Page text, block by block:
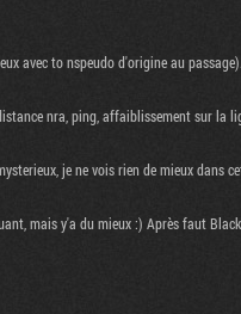
avec to nspeudo d'origine au passage).
nra, ping, affaiblissement sur la
je ne vois rien de mieux dans
mais y'a du mieux :) Après faut